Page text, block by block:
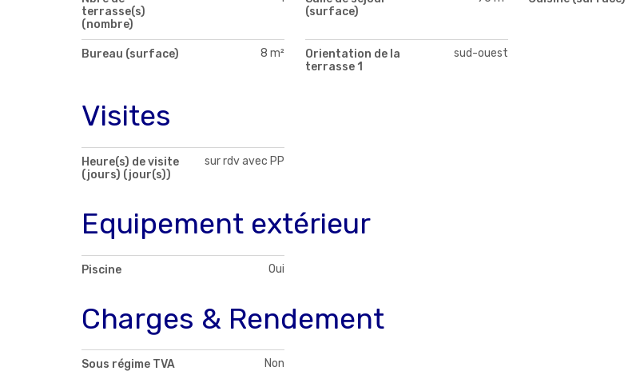
terrasse(s)
(nombre)
(surface)
Bureau (surface) 8 m²
Orientation de la
terrasse 1
sud-ouest
Visites
Heure(s) de visite
(jours) (jour(s))
sur rdv avec PP
Equipement extérieur
Piscine Oui
Charges & Rendement
Sous régime TVA Non